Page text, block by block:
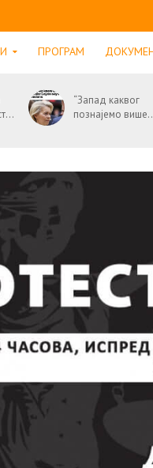
ПРОГРАМ
“Запад каквог
познајемо